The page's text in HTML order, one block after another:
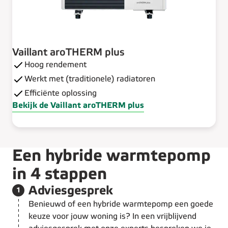
Vaillant aroTHERM plus
Hoog rendement
Werkt met (traditionele) radiatoren
Efficiënte oplossing
Bekijk de Vaillant aroTHERM plus
Een hybride warmtepomp
in 4 stappen
1 Stap 1 van de 4:
Adviesgesprek
Benieuwd of een hybride warmtepomp een goede
keuze voor jouw woning is? In een vrijblijvend